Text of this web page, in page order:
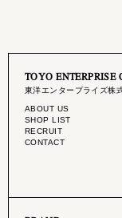
TOYO ENTERPRISE
東洋エンタープライズ株
ABOUT US
SHOP LIST
RECRUIT
CONTACT